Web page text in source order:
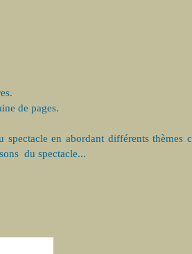
de pages.
en abordant différents thèmes
du spectacle...